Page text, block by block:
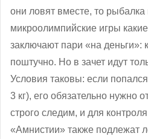
они ловят вместе, то
микроолимпийские игры
заключают пари «на деньги»:
поштучно. Но в зачет идут
Условия таковы: если
3 кг), его обязательно нужно
строго следим, и для
«Амнистии» также подлежат